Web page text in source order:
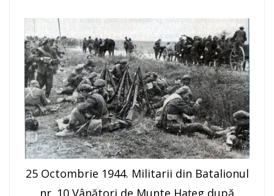
25 Octombrie 1944. Militarii din Batalionul